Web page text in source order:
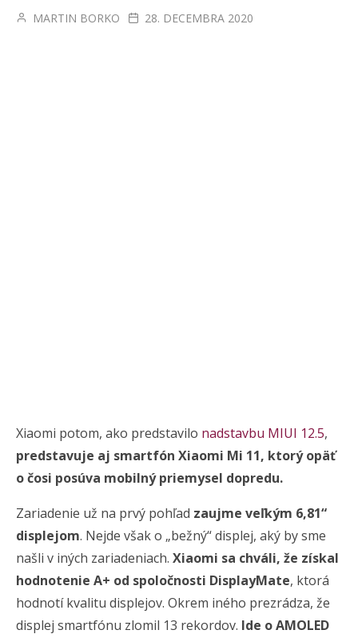
MARTIN BORKO 28. DECEMBRA 2020
Xiaomi potom, ako predstavilo nadstavbu MIUI 12.5,
predstavuje aj smartfón Xiaomi Mi 11, ktorý opäť
o čosi posúva mobilný priemysel dopredu.
Zariadenie už na prvý pohľad zaujme veľkým 6,81“
displejom. Nejde však o „bežný“ displej, aký by sme
našli v iných zariadeniach. Xiaomi sa chváli, že získal
hodnotenie A+ od spoločnosti DisplayMate, ktorá
hodnotí kvalitu displejov. Okrem iného prezrádza, že
displej smartfónu zlomil 13 rekordov. Ide o AMOLED